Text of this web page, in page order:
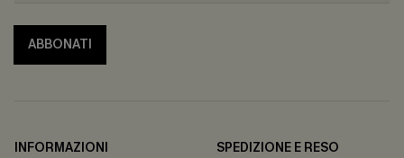
ABBONATI
INFORMAZIONI
SPEDIZIONE E RESO